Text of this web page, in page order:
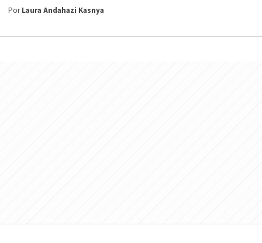
PorLaura Andahazi Kasnya